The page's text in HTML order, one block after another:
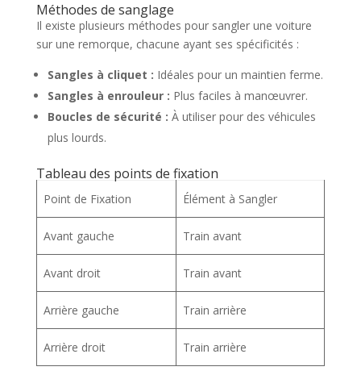
Méthodes de sanglage
Il existe plusieurs méthodes pour sangler une voiture
sur une remorque, chacune ayant ses spécificités :
Sangles à cliquet : Idéales pour un maintien ferme.
Sangles à enrouleur : Plus faciles à manœuvrer.
Boucles de sécurité : À utiliser pour des véhicules
plus lourds.
Tableau des points de fixation
Point de Fixation Élément à Sangler
Avant gauche Train avant
Avant droit Train avant
Arrière gauche Train arrière
Arrière droit Train arrière